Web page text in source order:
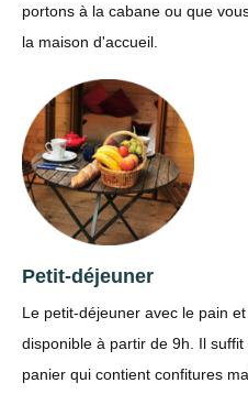
portons à la cabane ou que
la maison d'accueil.
Petit-déjeuner
Le petit-déjeuner avec le pain
disponible à partir de 9h. Il
panier qui contient confitures